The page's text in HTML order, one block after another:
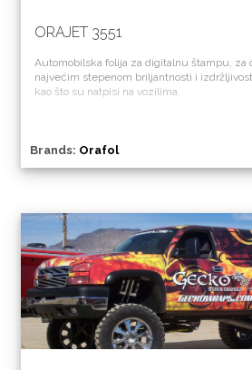
ORAJET 3551
Automobilska folija za digitalnu štampu, za
najvećim stepenom briljantnosti i
kao što su natpisi na vozilima.
Brands: Orafol